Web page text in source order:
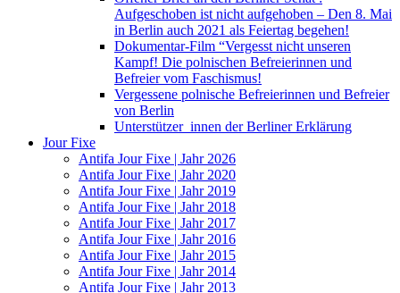
Aufgeschoben ist nicht aufgehoben – Den 8. Mai
in Berlin auch 2021 als Feiertag begehen!
Dokumentar-Film “Vergesst nicht unseren
Kampf! Die polnischen Befreierinnen und
Befreier vom Faschismus!
Vergessene polnische Befreierinnen und Befreier
von Berlin
Unterstützer_innen der Berliner Erklärung
Jour Fixe
Antifa Jour Fixe | Jahr 2026
Antifa Jour Fixe | Jahr 2020
Antifa Jour Fixe | Jahr 2019
Antifa Jour Fixe | Jahr 2018
Antifa Jour Fixe | Jahr 2017
Antifa Jour Fixe | Jahr 2016
Antifa Jour Fixe | Jahr 2015
Antifa Jour Fixe | Jahr 2014
Antifa Jour Fixe | Jahr 2013